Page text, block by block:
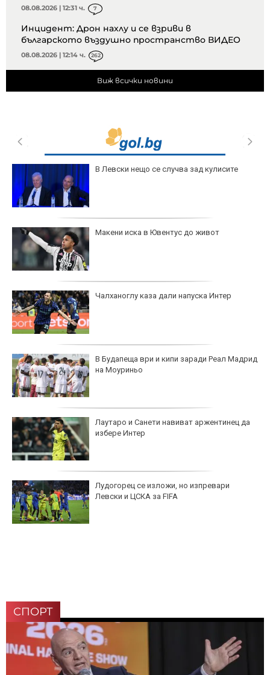
08.08.2026 | 12:31 ч. 7
Инцидент: Дрон нахлу и се взриви в
българското въздушно пространство ВИДЕО
08.08.2026 | 12:14 ч. 262
Виж всички новини
В Левски нещо се случва зад кулисите
Макени иска в Ювентус до живот
Чалханоглу каза дали напуска Интер
В Будапеща ври и кипи заради Реал Мадрид
на Моуриньо
Лаутаро и Санети навиват аржентинец да
избере Интер
Лудогорец се изложи, но изпревари
Левски и ЦСКА за FIFA
СПОРТ